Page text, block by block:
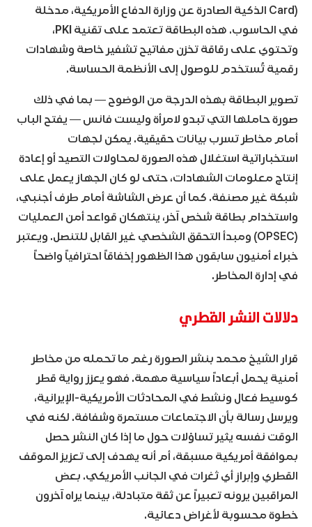
Card) الذكية الصادرة عن وزارة الدفاع الأمريكية، مدخلة
في الحاسوب. هذه البطاقة تعتمد على تقنية PKI،
وتحتوي على رقاقة تخزن مفاتيح تشفير خاصة وشهادات
رقمية تُستخدم للوصول إلى الأنظمة الحساسة.
تصوير البطاقة بهذه الدرجة من الوضوح — بما في ذلك
صورة حاملها التي تبدو لامرأة وليست فانس — يفتح الباب
أمام مخاطر تسرب بيانات حقيقية. يمكن لجهات
استخباراتية استغلال هذه الصورة لمحاولات التصيد أو إعادة
إنتاج معلومات الشهادات، حتى لو كان الجهاز يعمل على
شبكة غير مصنفة. كما أن عرض الشاشة أمام طرف أجنبي،
واستخدام بطاقة شخص آخر، ينتهكان قواعد أمن العمليات
(OPSEC) ومبدأ التحقق الشخصي غير القابل للتنصل. ويعتبر
خبراء أمنيون سابقون هذا الظهور إخفاقاً احترافياً واضحاً
في إدارة المخاطر.
دلالات النشر القطري
قرار الشيخ محمد بنشر الصورة رغم ما تحمله من مخاطر
أمنية يحمل أبعاداً سياسية مهمة. فهو يعزز رواية قطر
كوسيط فعال ونشط في المحادثات الأمريكية-الإيرانية،
ويرسل رسالة بأن الاجتماعات مستمرة وشفافة. لكنه في
الوقت نفسه يثير تساؤلات حول ما إذا كان النشر حصل
بموافقة أمريكية مسبقة، أم أنه يهدف إلى تعزيز الموقف
القطري وإبراز أي ثغرات في الجانب الأمريكي. بعض
المراقبين يرونه تعبيراً عن ثقة متبادلة، بينما يراه آخرون
خطوة محسوبة لأغراض دعائية.